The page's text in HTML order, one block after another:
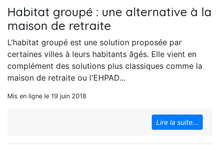
Habitat groupé : une alternative à la
maison de retraite
L’habitat groupé est une solution proposée par
certaines villes à leurs habitants âgés. Elle vient en
complément des solutions plus classiques comme la
maison de retraite ou l'EHPAD...
Mis en ligne le 19 juin 2018
Lire la suite...